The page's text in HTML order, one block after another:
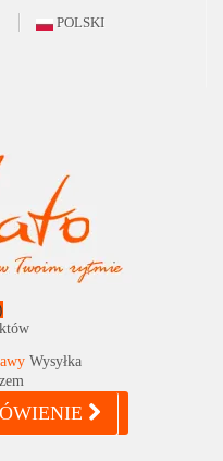
POLSKI
Wysyłka